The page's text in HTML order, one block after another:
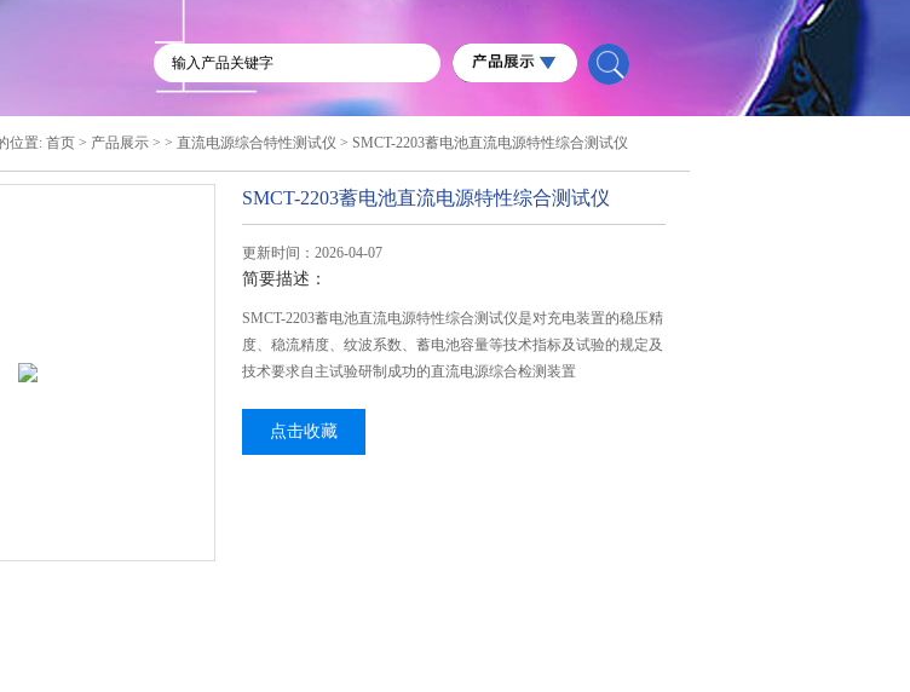
位置: 首页 > 产品展示 > > 直流电源综合特性测试仪 > SMCT-2203蓄电池直流电源特性综合测试仪
SMCT-2203蓄电池直流电源特性综合测试仪
更新时间：2026-04-07
简要描述：
SMCT-2203蓄电池直流电源特性综合测试仪是对充电装置的稳压精
度、稳流精度、纹波系数、蓄电池容量等技术指标及试验的规定及
技术要求自主试验研制成功的直流电源综合检测装置
点击收藏